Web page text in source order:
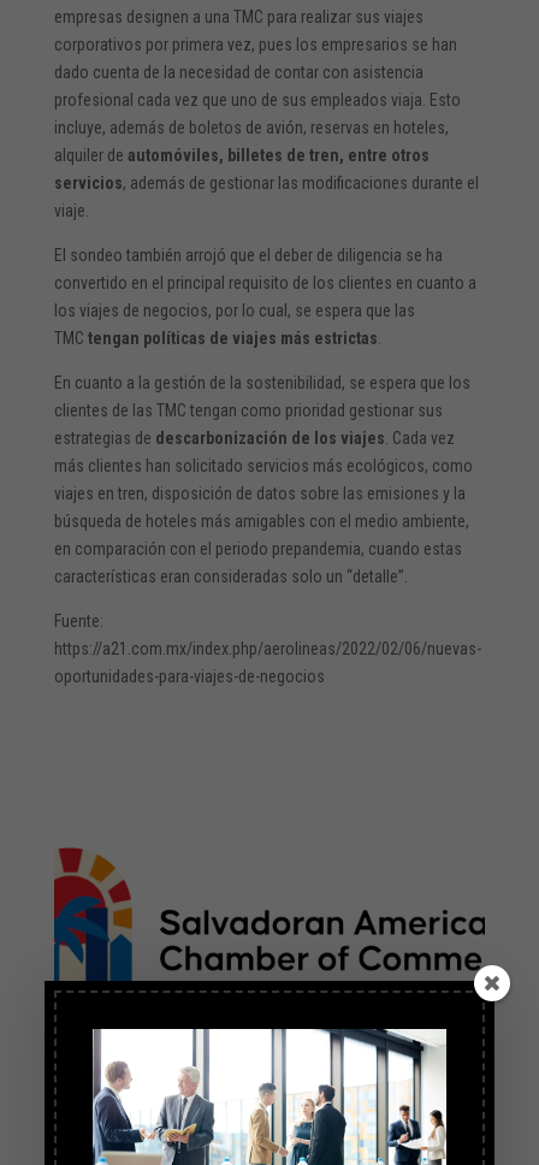
empresas designen a una TMC para realizar sus viajes
corporativos por primera vez, pues los empresarios se han
dado cuenta de la necesidad de contar con asistencia
profesional cada vez que uno de sus empleados viaja. Esto
incluye, además de boletos de avión, reservas en hoteles,
alquiler de automóviles, billetes de tren, entre otros
servicios, además de gestionar las modificaciones durante el
viaje.
El sondeo también arrojó que el deber de diligencia se ha
convertido en el principal requisito de los clientes en cuanto a
los viajes de negocios, por lo cual, se espera que las
TMC tengan políticas de viajes más estrictas
En cuanto a la gestión de la sostenibilidad, se espera que los
clientes de las TMC tengan como prioridad gestionar sus
estrategias de descarbonización de los viajes . Cada vez
más clientes han solicitado servicios más ecológicos, como
viajes en tren, disposición de datos sobre las emisiones y la
búsqueda de hoteles más amigables con el medio ambiente,
en comparación con el periodo prepandemia, cuando estas
características eran consideradas solo un “detalle”.
Fuente:
https://a21.com.mx/index.php/aerolineas/2022/02/06/nuevas-
oportunidades-para-viajes-de-negocios